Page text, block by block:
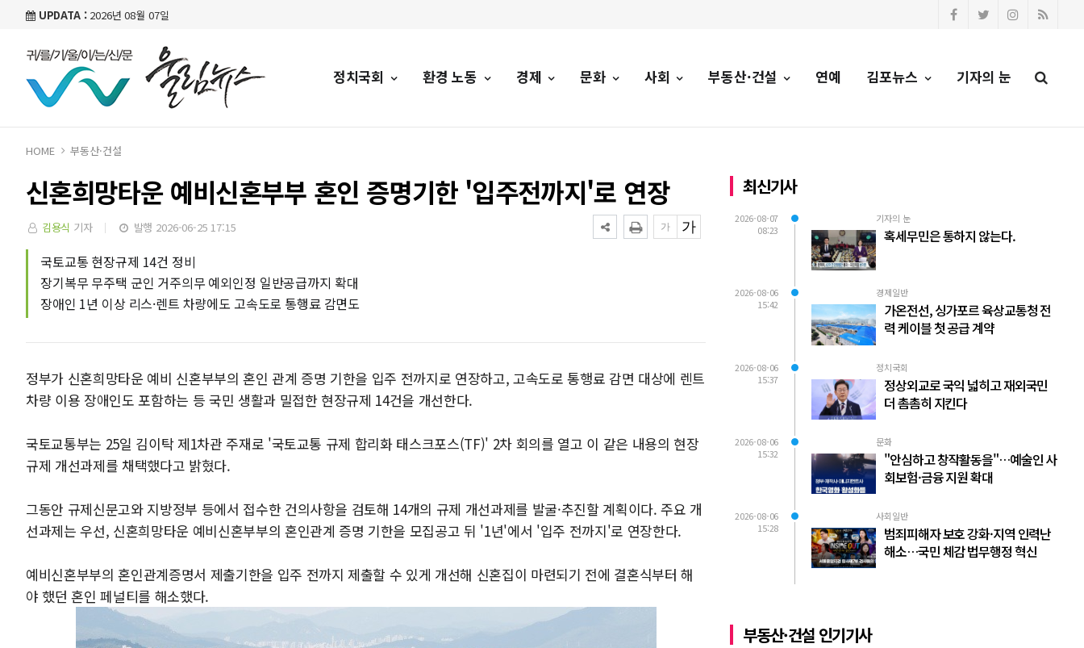
UPDATA :2026년 08월 07일
정치국회 환경 노동 경제 문화 사회 부동산·건설 연예 김포뉴스 기자의 눈
HOME 부동산·건설
신혼희망타운 예비신혼부부 혼인 증명기한 '입주전까지'로 연장
김용식 기자 발행 2026-06-25 17:15
국토교통 현장규제 14건 정비
장기복무 무주택 군인 거주의무 예외인정 일반공급까지 확대
장애인 1년 이상 리스·렌트 차량에도 고속도로 통행료 감면도
정부가 신혼희망타운 예비 신혼부부의 혼인 관계 증명 기한을 입주 전까지로 연장하고, 고속도로 통행료 감면 대상에 렌트
차량 이용 장애인도 포함하는 등 국민 생활과 밀접한 현장규제 14건을 개선한다.
국토교통부는 25일 김이탁 제1차관 주재로 '국토교통 규제 합리화 태스크포스(TF)' 2차 회의를 열고 이 같은 내용의 현장
규제 개선과제를 채택했다고 밝혔다.
그동안 규제신문고와 지방정부 등에서 접수한 건의사항을 검토해 14개의 규제 개선과제를 발굴·추진할 계획이다. 주요 개
선과제는 우선, 신혼희망타운 예비신혼부부의 혼인관계 증명 기한을 모집공고 뒤 '1년'에서 '입주 전까지'로 연장한다.
예비신혼부부의 혼인관계증명서 제출기한을 입주 전까지 제출할 수 있게 개선해 신혼집이 마련되기 전에 결혼식부터 해
야 했던 혼인 페널티를 해소했다.
최신기사
2026-08-07
08:23
기자의 눈
혹세무민은 통하지 않는다.
2026-08-06
15:42
경제일반
가온전선, 싱가포르 육상교통청 전
력 케이블 첫 공급 계약
2026-08-06
15:37
정치국회
정상외교로 국익 넓히고 재외국민
더 촘촘히 지킨다
2026-08-06
15:32
문화
"안심하고 창작활동을"…예술인 사
회보험·금융 지원 확대
2026-08-06
15:28
사회일반
범죄피해자 보호 강화·지역 인력난
해소…국민 체감 법무행정 혁신
부동산·건설 인기기사